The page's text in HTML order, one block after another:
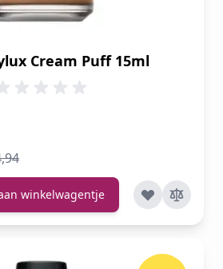
Cream Puff 15ml
winkelwagentje